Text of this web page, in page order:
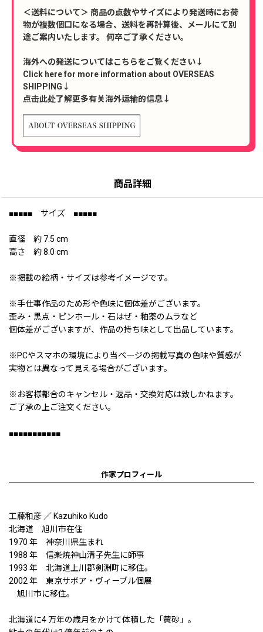
＜送料について＞ 商品の点数やサイズにより発送時にお荷
物が複数個口になる場合、送料を再計算後、メールにて別
途ご案内いたします。 何卒ご了承ください。
海外への発送についてはこちらをご覧ください↓
Click here for more information about OVERSEAS
SHIPPING↓
点击此处了解更多有关海外运输的信息↓
商品詳細
■■■■■ サイズ ■■■■■
直径 約 7.5 cm
高さ 約 8.0 cm
※掲載の絵柄・サイズは参考イメージです。
※手仕事作品のため形や色味に個体差がございます。
歪み・黒点・ピンホール・石はぜ・釉薬のムラなど
個体差がございますが、作品の持ち味として出品しています。
※PCやスマホの環境により当ページの掲載写真の色味や質感が
実物とは異なって見える場合がございます。
※お客様都合のキャンセル・返品・交換対応は致しかねます。
ご了承の上ご注文ください。
■■■■■■■■■■■
作家プロフィール
工藤和彦 ／ Kazuhiko Kudo
北海道 旭川市在住
1970 年 神奈川県生まれ
1988 年 信楽焼神山清子先生に師事
1993 年 北海道上川郡剣淵町に移住。
2002 年 東京サボア・ヴィーブル個展
旭川市に移住。
北海道に4 万年の歳月をかけて体積した「黄砂」。